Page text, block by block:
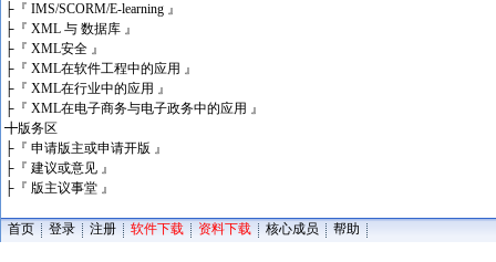
├ 『 IMS/SCORM/E-learning 』
├ 『 XML 与 数据库 』
├ 『 XML安全 』
├ 『 XML在软件工程中的应用 』
├ 『 XML在行业中的应用 』
├ 『 XML在电子商务与电子政务中的应用 』
╋版务区
├ 『 申请版主或申请开版 』
├ 『 建议或意见 』
├ 『 版主议事堂 』
首页 登录 注册 软件下载 资料下载 核心成员 帮助